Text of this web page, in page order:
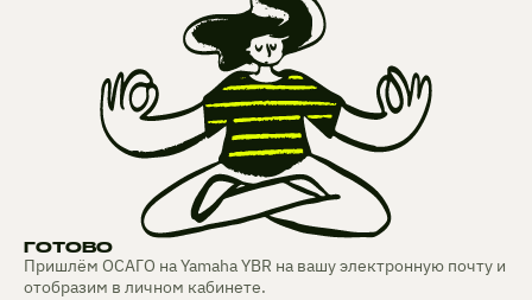
ГОТОВО
Пришлём ОСАГО на Yamaha YBR на вашу электронную почту и
отобразим в личном кабинете.